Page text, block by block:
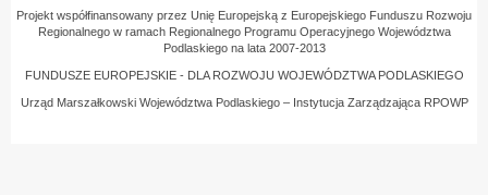
Projekt współfinansowany przez Unię Europejską z Europejskiego Funduszu Rozwoju
Regionalnego w ramach Regionalnego Programu Operacyjnego Województwa
Podlaskiego na lata 2007-2013
FUNDUSZE EUROPEJSKIE - DLA ROZWOJU WOJEWÓDZTWA PODLASKIEGO
Urząd Marszałkowski Województwa Podlaskiego – Instytucja Zarządzająca RPOWP